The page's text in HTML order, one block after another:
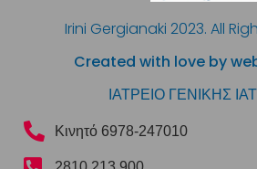
Irini Gergianaki 2023. All
Created with love by
ΙΑΤΡΕΙΟ ΓΕΝΙΚΗΣ
Κινητό 6978-247010